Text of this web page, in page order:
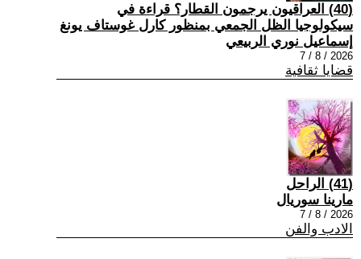
(40) العراقيون يرجمون القطار؟ قراءة في
سيكولوجيا الظل الجمعي بمنظور كارل غوستاف يونغ
إسماعيل نوري الربيعي
2026 / 8 / 7
قضايا ثقافية
(41) الراحل
مارينا سوريال
2026 / 8 / 7
الادب والفن